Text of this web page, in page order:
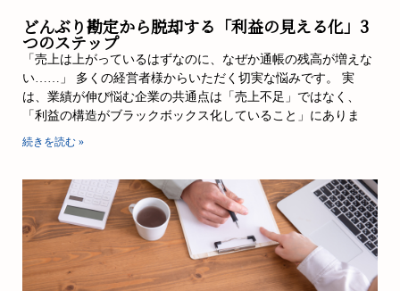
どんぶり勘定から脱却する「利益の見える化」3
つのステップ
「売上は上がっているはずなのに、なぜか通帳の残高が増えな
い……」 多くの経営者様からいただく切実な悩みです。 実
は、業績が伸び悩む企業の共通点は「売上不足」ではなく、
「利益の構造がブラックボックス化していること」にありま
続きを読む »